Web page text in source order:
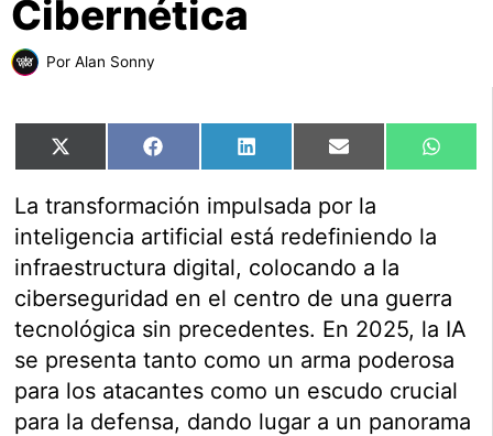
Cibernética
Por Alan Sonny
Compartir
en
X
(Twitter)
Compartir
en
FacebookCompartir
en
LinkedInCompartir
en
Email
en
La transformación impulsada por la
inteligencia artificial está redefiniendo la
infraestructura digital, colocando a la
ciberseguridad en el centro de una guerra
tecnológica sin precedentes. En 2025, la IA
se presenta tanto como un arma poderosa
para los atacantes como un escudo crucial
para la defensa, dando lugar a un panorama